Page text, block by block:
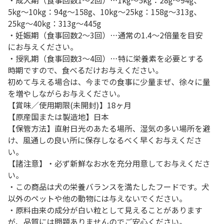
5kg～10kg：94g～158g、10kg～25kg：158g～313g、
25kg～40kg：313g～445g
・妊娠期（食事回数2～3回）…通常の1.4～2倍量を目安
にお与えください。
・授乳期（食事回数3～4回）…特に栄養素を必要とする
時期ですので、食べるだけお与えください。
初めて与える場合は、今までの食事に少量まぜ、徐々に量
を増やしながらお与えください。
【賞味／使用期限(未開封)】18ヶ月
【原産国または製造地】日本
【保管方法】直射日光のあたる場所、湿気の多い場所を避
け、風通しの良い所に保存しなるべく早くお与えくださ
い。
【諸注意】・必ず新鮮なお水を充分用意してお与えくださ
い。
・この商品は犬の栄養バランスを満たしたフードです。犬
以外のペットや他の動物には与えないでください。
・原料由来の成分が白い粒として見えることがあります
が、品質には問題ありませんのでご安心ください。